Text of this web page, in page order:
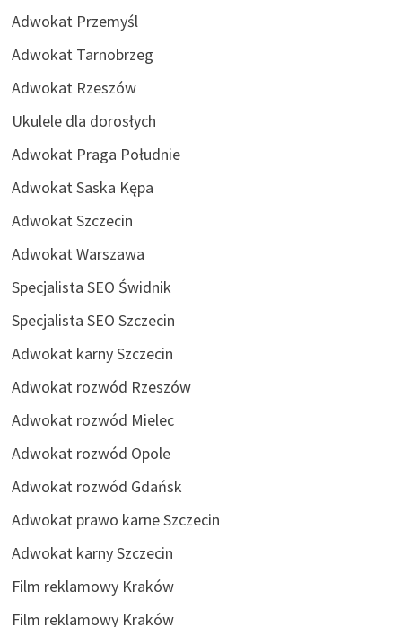
Adwokat Przemyśl
Adwokat Tarnobrzeg
Adwokat Rzeszów
Ukulele dla dorosłych
Adwokat Praga Południe
Adwokat Saska Kępa
Adwokat Szczecin
Adwokat Warszawa
Specjalista SEO Świdnik
Specjalista SEO Szczecin
Adwokat karny Szczecin
Adwokat rozwód Rzeszów
Adwokat rozwód Mielec
Adwokat rozwód Opole
Adwokat rozwód Gdańsk
Adwokat prawo karne Szczecin
Adwokat karny Szczecin
Film reklamowy Kraków
Film reklamowy Kraków